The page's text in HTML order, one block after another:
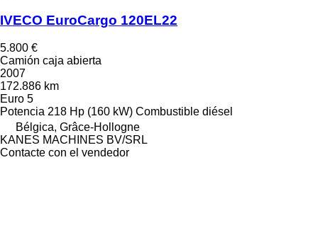
IVECO EuroCargo 120EL22
5.800 €
Camión caja abierta
2007
172.886 km
Euro 5
Potencia 218 Hp (160 kW) Combustible diésel
Bélgica, Grâce-Hollogne
KANES MACHINES BV/SRL
Contacte con el vendedor